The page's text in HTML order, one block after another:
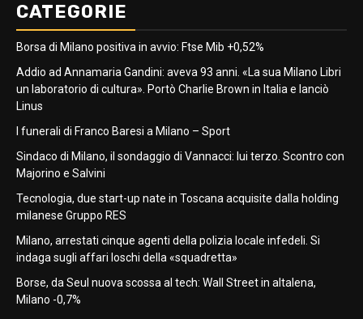
CATEGORIE
Borsa di Milano positiva in avvio: Ftse Mib +0,52%
Addio ad Annamaria Gandini: aveva 93 anni. «La sua Milano Libri
un laboratorio di cultura». Portò Charlie Brown in Italia e lanciò
Linus
I funerali di Franco Baresi a Milano – Sport
Sindaco di Milano, il sondaggio di Vannacci: lui terzo. Scontro con
Majorino e Salvini
Tecnologia, due start-up nate in Toscana acquisite dalla holding
milanese Gruppo RES
Milano, arrestati cinque agenti della polizia locale infedeli. Si
indaga sugli affari loschi della «squadretta»
Borse, da Seul nuova scossa al tech: Wall Street in altalena,
Milano -0,7%